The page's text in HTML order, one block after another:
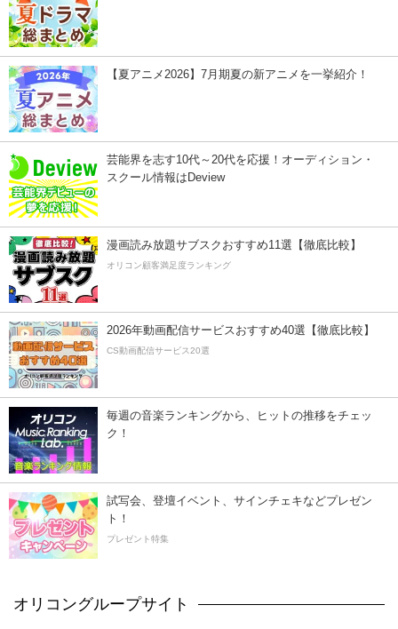
【夏アニメ2026】7月期夏の新アニメを一挙紹介！
芸能界を志す10代～20代を応援！オーディション・
スクール情報はDeview
漫画読み放題サブスクおすすめ11選【徹底比較】
オリコン顧客満足度ランキング
2026年動画配信サービスおすすめ40選【徹底比較】
CS動画配信サービス20選
毎週の音楽ランキングから、ヒットの推移をチェッ
ク！
試写会、登壇イベント、サインチェキなどプレゼン
ト！
プレゼント特集
オリコングループサイト